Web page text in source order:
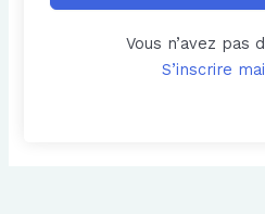
Vous n’avez pas
S’inscrire